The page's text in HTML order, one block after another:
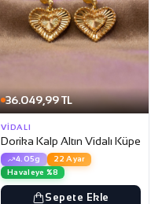
36.049,99 TL
VIDALI
Dorika Kalp Altın Vidalı Küpe
4.05g
22 Ayar
Havaleye %8
Sepete Ekle